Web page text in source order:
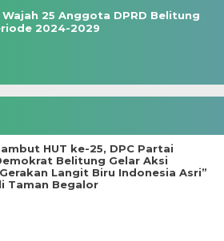
Wajah 25 Anggota DPRD Belitung
2024-2029
HUT ke-25, DPC Partai
Belitung Gelar Aksi
Langit Biru Indonesia Asri”
Taman Begalor